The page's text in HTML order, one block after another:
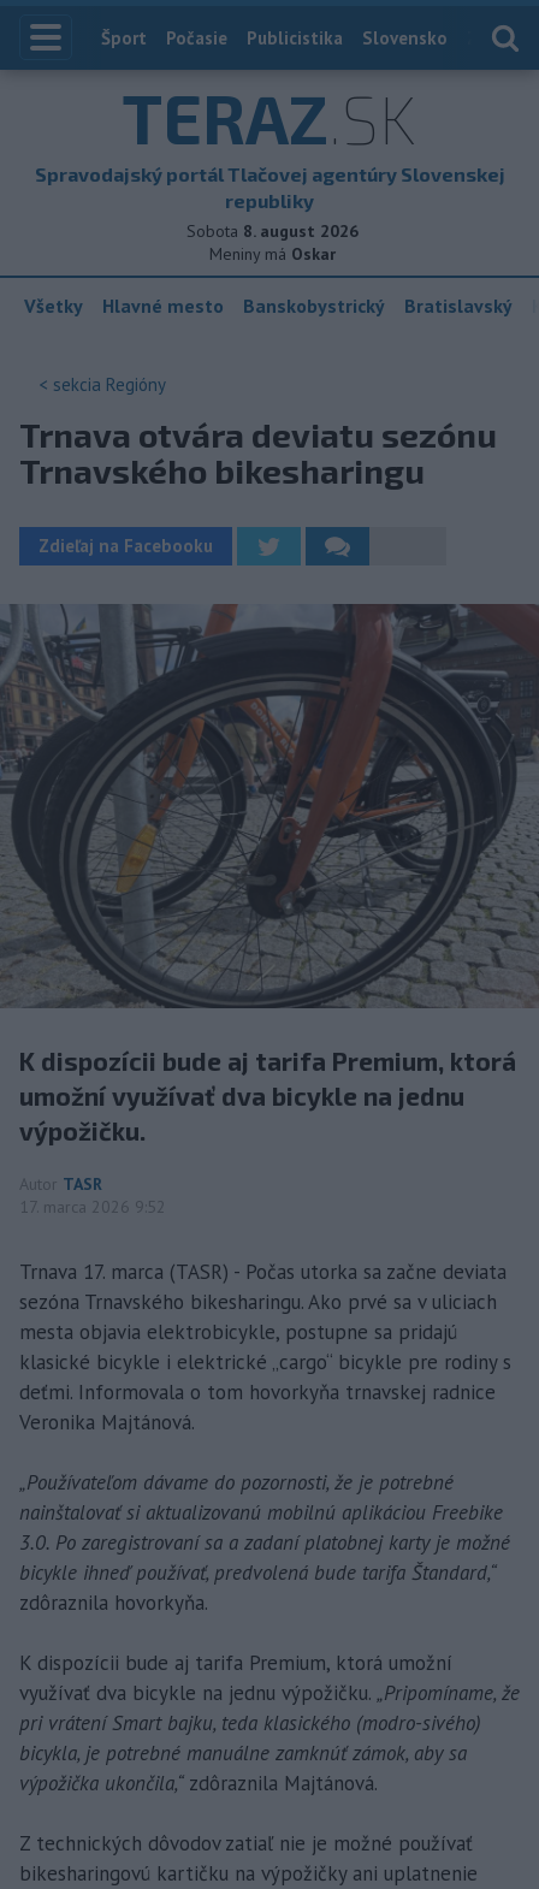
Index
Šport Počasie Publicistika Slovensko
TERAZ.SK
Spravodajský portál Tlačovej agentúry Slovenskej
republiky
Sobota 8. august 2026
Meniny má Oskar
Všetky Hlavné mesto Banskobystrický Bratislavský
< sekcia Regióny
Trnava otvára deviatu sezónu
Trnavského bikesharingu
Zdieľaj na Facebooku
K dispozícii bude aj tarifa Premium, ktorá
umožní využívať dva bicykle na jednu
výpožičku.
Autor TASR
17. marca 2026 9:52
Trnava 17. marca (TASR) - Počas utorka sa začne deviata
sezóna Trnavského bikesharingu. Ako prvé sa v uliciach
mesta objavia elektrobicykle, postupne sa pridajú
klasické bicykle i elektrické „cargo“ bicykle pre rodiny s
deťmi. Informovala o tom hovorkyňa trnavskej radnice
Veronika Majtánová.
„Používateľom dávame do pozornosti, že je potrebné
nainštalovať si aktualizovanú mobilnú aplikáciou Freebike
3.0. Po zaregistrovaní sa a zadaní platobnej karty je možné
bicykle ihneď používať, predvolená bude tarifa Štandard,“
zdôraznila hovorkyňa.
K dispozícii bude aj tarifa Premium, ktorá umožní
využívať dva bicykle na jednu výpožičku. „Pripomíname, že
pri vrátení Smart bajku, teda klasického (modro-sivého)
bicykla, je potrebné manuálne zamknúť zámok, aby sa
výpožička ukončila,“ zdôraznila Majtánová.
Z technických dôvodov zatiaľ nie je možné používať
bikesharingovú kartičku na výpožičky ani uplatnenie